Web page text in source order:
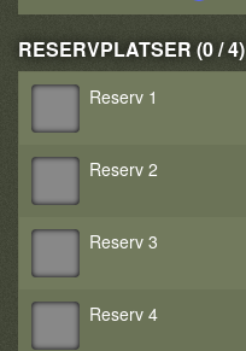
RESERVPLATSER (0 / 4)
Reserv 1
Reserv 2
Reserv 3
Reserv 4